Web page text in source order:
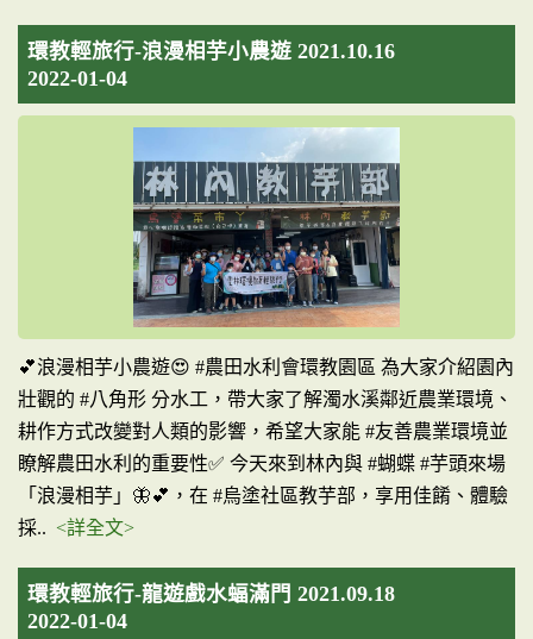
環教輕旅行-浪漫相芋小農遊 2021.10.16
2022-01-04
💕浪漫相芋小農遊😍 #農田水利會環教園區 為大家介紹園內
壯觀的 #八角形 分水工，帶大家了解濁水溪鄰近農業環境、
耕作方式改變對人類的影響，希望大家能 #友善農業環境並
瞭解農田水利的重要性✅ 今天來到林內與 #蝴蝶 #芋頭來場
「浪漫相芋」🦋💕，在 #烏塗社區教芋部，享用佳餚、體驗
採.. <詳全文>
環教輕旅行-龍遊戲水蝠滿門 2021.09.18
2022-01-04